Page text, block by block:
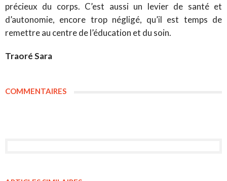
précieux du corps. C’est aussi un levier de santé et
d’autonomie, encore trop négligé, qu’il est temps de
remettre au centre de l’éducation et du soin.
Traoré Sara
COMMENTAIRES